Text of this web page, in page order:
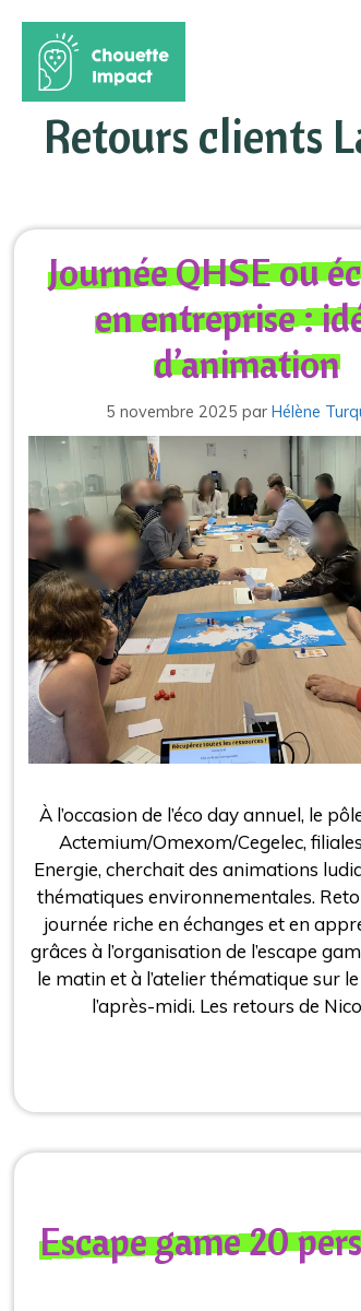
contenuRetours clients
Journée QHSE ou
en entreprise :
d’animation
5 novembre 2025 par Hélène
À l’occasion de l’éco day annuel, le
Actemium/Omexom/Cegelec,
Energie, cherchait des animations
thématiques environnementales.
journée riche en échanges et en
grâces à l’organisation de l’escape
le matin et à l’atelier thématique sur
l’après-midi. Les retours de
Escape game 20